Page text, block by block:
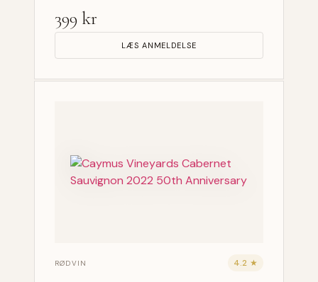
399 kr
LÆS ANMELDELSE
RØDVIN 4.2 ★